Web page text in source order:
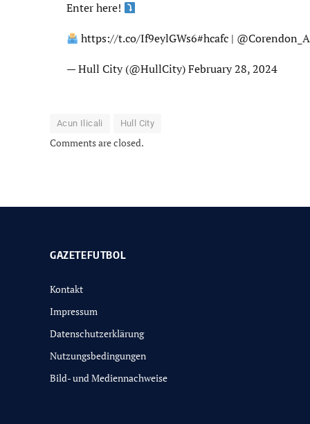
Enter here!
https://t.co/If9eylGWs6#hcafc |
— Hull City (@HullCity) February 28, 2024
Acun Ilicali Hull City
Comments are closed.
GAZETEFUTBOL
Kontakt
Impressum
Datenschutzerklärung
Nutzungsbedingungen
Bild- und Mediennachweise